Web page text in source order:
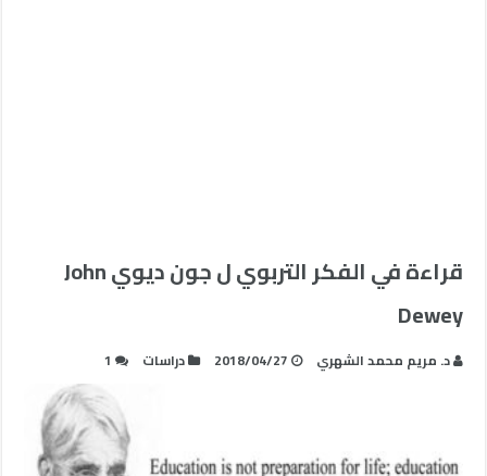
قراءة في الفكر التربوي ل جون ديوي John
Dewey
د. مريم محمد الشهري 2018/04/27 دراسات 1